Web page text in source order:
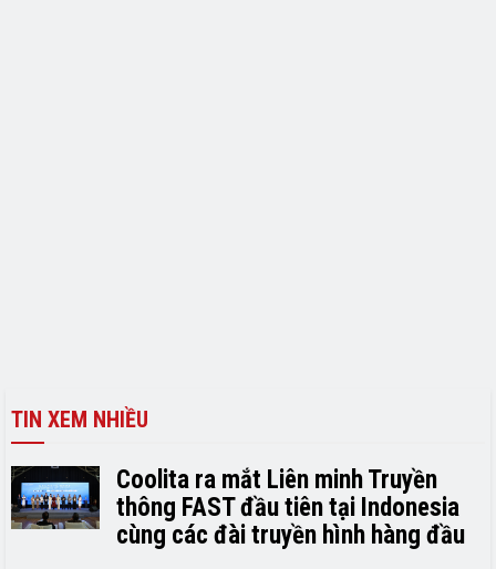
TIN XEM NHIỀU
Coolita ra mắt Liên minh Truyền
thông FAST đầu tiên tại Indonesia
cùng các đài truyền hình hàng đầu